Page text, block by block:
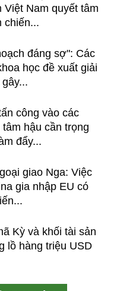
Việt Nam quyết tâm
chiến...
đáng sợ": Các
học đề xuất giải
công vào các
tâm hậu cần trọng
đẩy...
giao Nga: Việc
gia nhập EU có
Kỳ và khối tài sản
lồ hàng triệu USD